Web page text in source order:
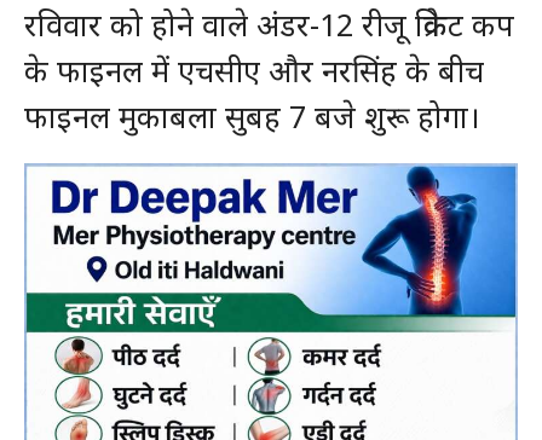
रविवार को होने वाले अंडर-12 रीजू क्रिकेट कप
के फाइनल में एचसीए और नरसिंह के बीच
फाइनल मुकाबला सुबह 7 बजे शुरू होगा।